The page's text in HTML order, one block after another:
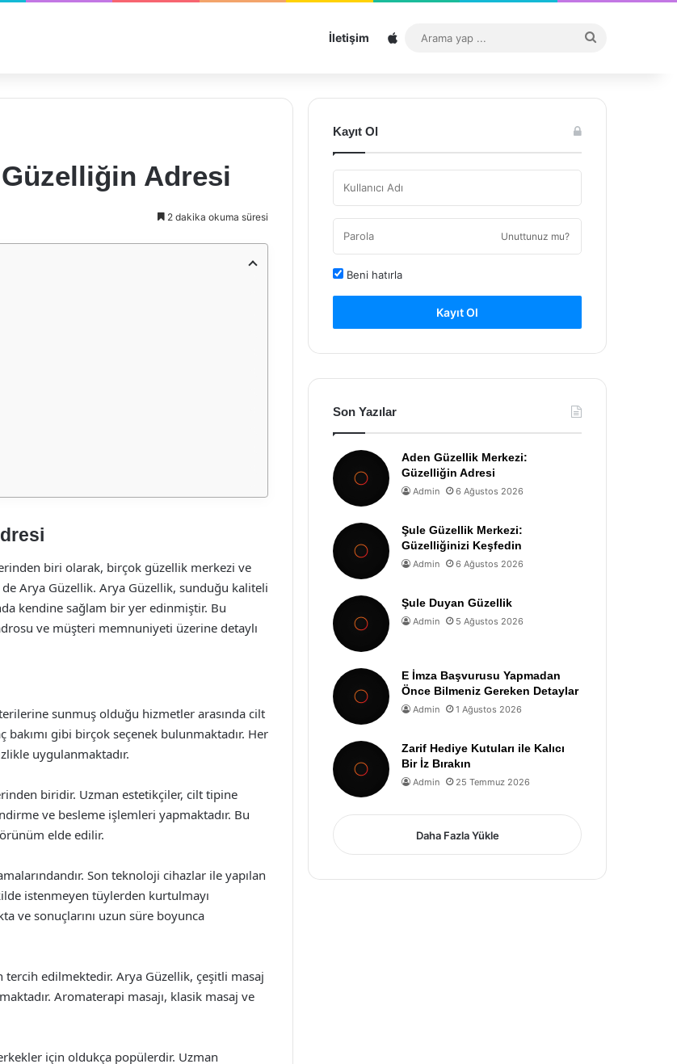
İletişim Sitemap
...
Adresi
2 dakika okuma süresi
biri olarak, birçok güzellik merkezi ve
Arya Güzellik. Arya Güzellik, sunduğu kaliteli
kendine sağlam bir yer edinmiştir. Bu
ve müşteri memnuniyeti üzerine detaylı
sunmuş olduğu hizmetler arasında cilt
gibi birçok seçenek bulunmaktadır. Her
uygulanmaktadır.
biridir. Uzman estetikçiler, cilt tipine
ve besleme işlemleri yapmaktadır. Bu
elde edilir.
Son teknoloji cihazlar ile yapılan
istenmeyen tüylerden kurtulmayı
ve sonuçlarını uzun süre boyunca
edilmektedir. Arya Güzellik, çeşitli masaj
Aromaterapi masajı, klasik masaj ve
için oldukça popülerdir. Uzman
Kayıt Ol
Unuttunuz mu?
Beni hatırla
Kayıt Ol
Son Yazılar
Aden Güzellik Merkezi:
Güzelliğin Adresi
Admin 6 Ağustos 2026
Şule Güzellik Merkezi:
Güzelliğinizi Keşfedin
Admin 6 Ağustos 2026
Şule Duyan Güzellik
Admin 5 Ağustos 2026
E İmza Başvurusu Yapmadan
Önce Bilmeniz Gereken Detaylar
Admin 1 Ağustos 2026
Zarif Hediye Kutuları ile Kalıcı
Bir İz Bırakın
Admin 25 Temmuz 2026
Daha Fazla Yükle